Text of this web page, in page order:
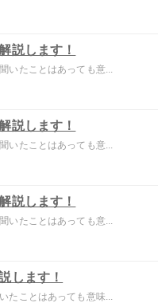
説します！
いたことはあっても意...
説します！
いたことはあっても意...
説します！
いたことはあっても意...
します！
たことはあっても意味...